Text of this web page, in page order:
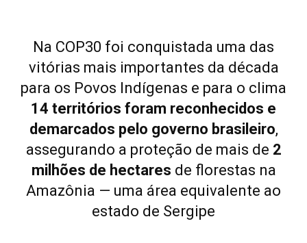
Na COP30 foi conquistada uma das
vitórias mais importantes da década
para os Povos Indígenas e para o clima
14 territórios foram reconhecidos e
demarcados pelo governo brasileiro,
assegurando a proteção de mais de 2
milhões de hectares de florestas na
Amazônia — uma área equivalente ao
estado de Sergipe